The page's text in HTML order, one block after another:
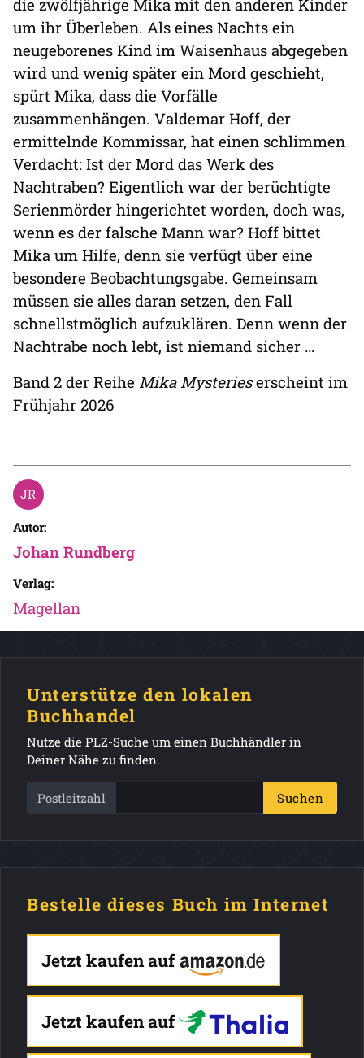
die zwölfjährige Mika mit den anderen Kinder
um ihr Überleben. Als eines Nachts ein
neugeborenes Kind im Waisenhaus abgegeben
wird und wenig später ein Mord geschieht,
spürt Mika, dass die Vorfälle
zusammenhängen. Valdemar Hoff, der
ermittelnde Kommissar, hat einen schlimmen
Verdacht: Ist der Mord das Werk des
Nachtraben? Eigentlich war der berüchtigte
Serienmörder hingerichtet worden, doch was,
wenn es der falsche Mann war? Hoff bittet
Mika um Hilfe, denn sie verfügt über eine
besondere Beobachtungsgabe. Gemeinsam
müssen sie alles daran setzen, den Fall
schnellstmöglich aufzuklären. Denn wenn der
Nachtrabe noch lebt, ist niemand sicher …
Band 2 der Reihe Mika Mysterieserscheint im
Frühjahr 2026
Autor:
Johan Rundberg
Verlag:
Magellan
Unterstütze den lokalen
Buchhandel
Nutze die PLZ-Suche um einen Buchhändler in
Deiner Nähe zu finden.
Postleitzahl Suchen
Bestelle dieses Buch im Internet
Jetzt kaufen auf
Jetzt kaufen auf